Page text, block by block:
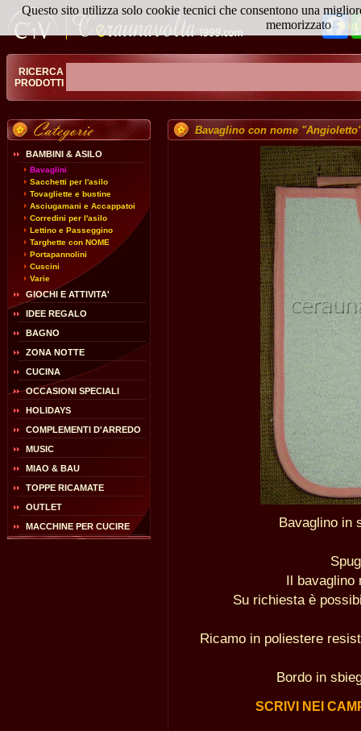
RICERCA
PRODOTTI
BAMBINI & ASILO
Bavaglini
Sacchetti per l'asilo
Tovagliette e bustine
Asciugamani e Accappatoi
Corredini per l'asilo
Lettino e Passeggino
Targhette con NOME
Portapannolini
Cuscini
Varie
GIOCHI E ATTIVITA'
IDEE REGALO
BAGNO
ZONA NOTTE
CUCINA
OCCASIONI SPECIALI
HOLIDAYS
COMPLEMENTI D'ARREDO
MUSIC
MIAO & BAU
TOPPE RICAMATE
OUTLET
MACCHINE PER CUCIRE
Bavaglino con nome
Bavaglino in
Il bavaglino
Su richiesta è
Ricamo in poliestere
Bordo in
SCRIVI NEI
Questo sito utilizza solo cookie tecnici che consentono una
memorizzato